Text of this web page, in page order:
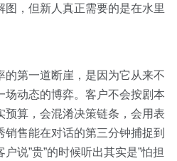
图，但新人真正需要的是在水里
的第一道断崖，是因为它从来不
场动态的博弈。客户不会按剧本
预算，会混淆决策链条，会用表
售能在对话的第三分钟捕捉到
说”贵”的时候听出其实是”怕担